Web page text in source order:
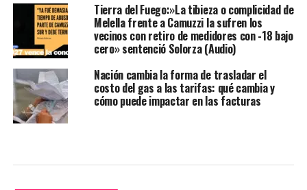
Tierra del Fuego:»La tibieza o complicidad de
Melella frente a Camuzzi la sufren los
vecinos con retiro de medidores con -18 bajo
cero» sentenció Solorza (Audio)
Nación cambia la forma de trasladar el
costo del gas a las tarifas: qué cambia y
cómo puede impactar en las facturas